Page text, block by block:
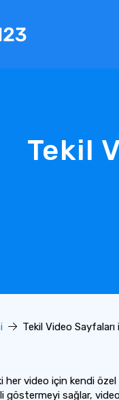
Tekil
Tekil Video
her video için kendi
göstermeyi sağlar,